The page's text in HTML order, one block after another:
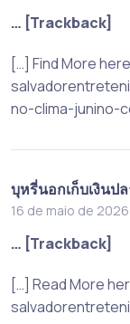
… [Trackback]
[…] Find More
no-clima-junino-
บุหรี่นอกเก็บเงินป
16 de maio de 2026
… [Trackback]
[…] Read More